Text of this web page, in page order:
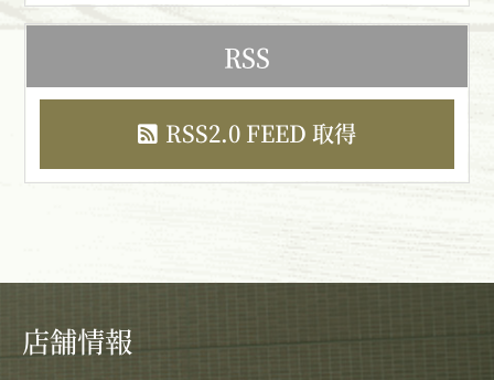
RSS
RSS2.0 FEED 取得
店舗情報